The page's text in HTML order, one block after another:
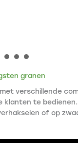
granen
verschillende
klanten te
of op